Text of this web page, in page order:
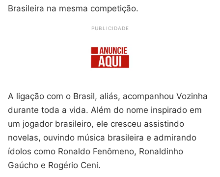
Brasileira na mesma competição.
PUBLICIDADE
A ligação com o Brasil, aliás, acompanhou Vozinha
durante toda a vida. Além do nome inspirado em
um jogador brasileiro, ele cresceu assistindo
novelas, ouvindo música brasileira e admirando
ídolos como Ronaldo Fenômeno, Ronaldinho
Gaúcho e Rogério Ceni.